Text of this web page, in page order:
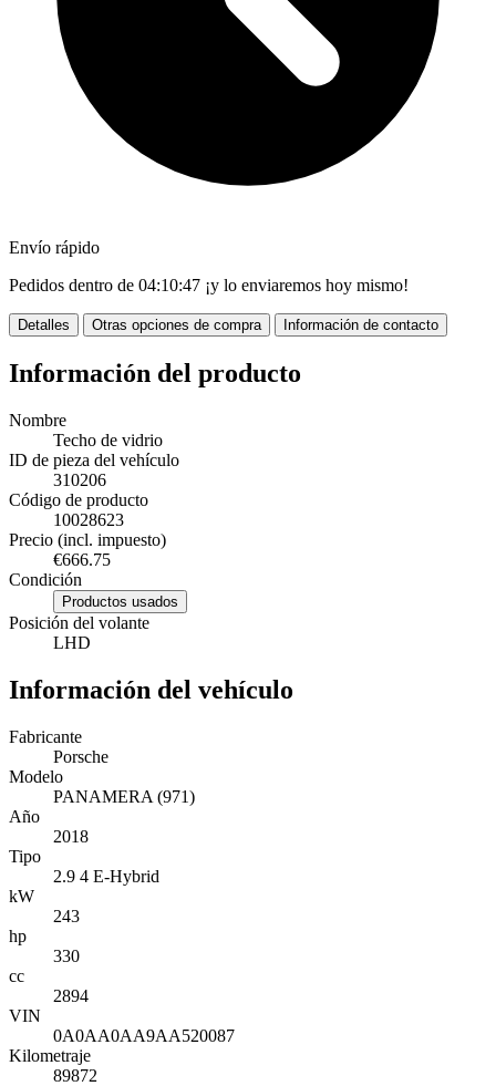
Envío rápido
Pedidos dentro de 04:10:45 ¡y lo enviaremos hoy mismo!
Detalles Otras opciones de compra Información de contacto
Información del producto
Nombre
Techo de vidrio
ID de pieza del vehículo
310206
Código de producto
10028623
Precio (incl. impuesto)
€666.75
Condición
Productos usados
Posición del volante
LHD
Información del vehículo
Fabricante
Porsche
Modelo
PANAMERA (971)
Año
2018
Tipo
2.9 4 E-Hybrid
kW
243
hp
330
cc
2894
VIN
0A0AA0AA9AA520087
Kilometraje
89872